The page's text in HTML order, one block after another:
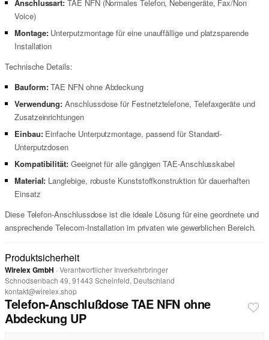
Anschlussart: TAE NFN (Normales Telefon, Nebengeräte, Fax/Non
Voice)
Montage:Unterputzmontage für eine unauffällige und platzsparende
Installation
Technische Details:
Bauform:TAE NFN ohne Abdeckung
Verwendung: Anschlussdose für Festnetztelefone, Telefaxgeräte und
Zusatzeinrichtungen
Einbau:Einfache Unterputzmontage, passend für Standard-
Unterputzdosen
Kompatibilität: Geeignet für alle gängigen TAE-Anschlusskabel
Material: Langlebige, robuste Kunststoffkonstruktion für dauerhaften
Einsatz
Diese Telefon-Anschlussdose ist die ideale Lösung für eine geordnete und
ansprechende Telecom-Installation im privaten wie gewerblichen Bereich.
Produktsicherheit
Wirelex GmbH · Verantwortlicher Inverkehrbringer
Schnodsenbach 49, 91443 Scheinfeld, Deutschland
kontakt@wirelex.shop
Telefon-Anschlußdose TAE NFN ohne
Abdeckung UP